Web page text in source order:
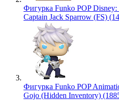
Фигурка Funko POP Disney:
Captain Jack Sparrow (FS)
Фигурка Funko POP
Gojo (Hidden Inventory)